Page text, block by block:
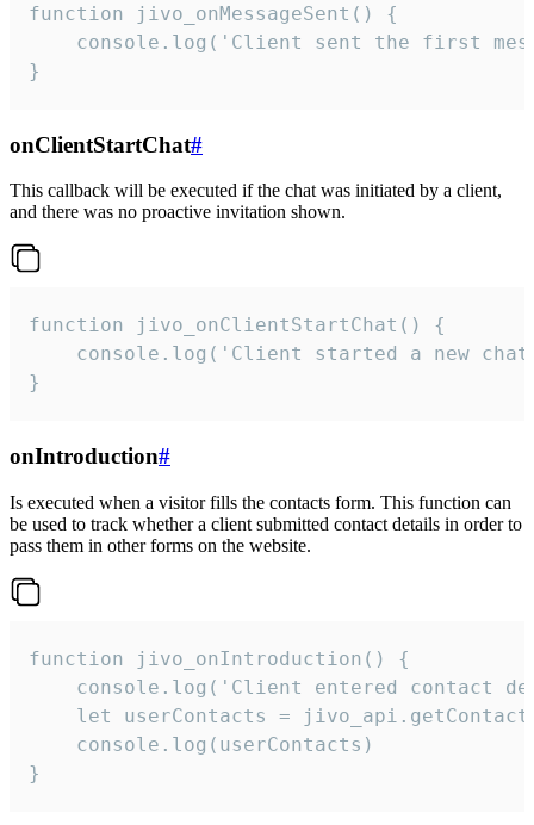
function jivo_onMessageSent() {
console.log('Client sent the first
}
onClientStartChat#
This callback will be executed if the chat was initiated by a client,
and there was no proactive invitation shown.
function jivo_onClientStartChat() {
console.log('Client started a new
}
onIntroduction#
Is executed when a visitor fills the contacts form. This function can
be used to track whether a client submitted contact details in order to
pass them in other forms on the website.
function jivo_onIntroduction() {
console.log('Client entered contact
let userContacts =
    console.log(userContacts)
}